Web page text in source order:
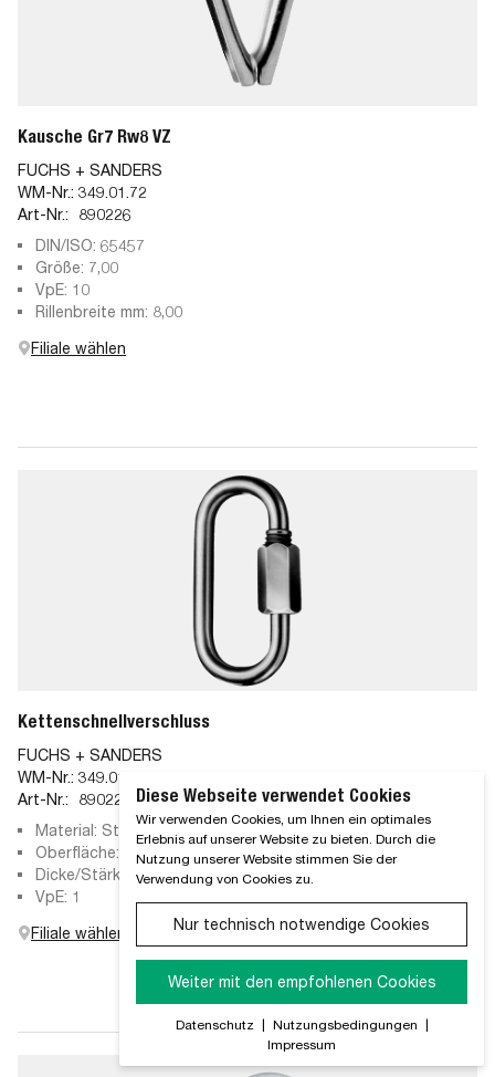
Kausche Gr7 Rw8 VZ
FUCHS + SANDERS
WM-Nr.: 349.01.72
Art-Nr.:
890226
DIN/ISO: 65457
Größe: 7,00
VpE: 10
Rillenbreite mm: 8,00
Filiale wählen
Kettenschnellverschluss
FUCHS + SANDERS
WM-Nr.: 349.01.75
Art-Nr.:
890229
Material: Stahl
Oberfläche: galvanisch verzinkt
Dicke/Stärke: 6 mm
VpE: 1
Filiale wählen
Diese Webseite verwendet Cookies
Wir verwenden Cookies, um Ihnen ein optimales
Erlebnis auf unserer Website zu bieten. Durch die
Nutzung unserer Website stimmen Sie der
Verwendung von Cookies zu.
Nur technisch notwendige Cookies
Weiter mit den empfohlenen Cookies
Datenschutz | Nutzungsbedingungen |
Impressum